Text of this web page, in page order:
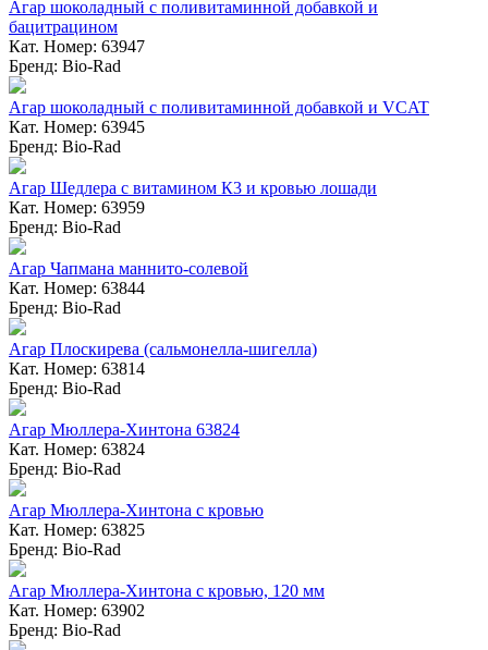
Агар шоколадный с поливитаминной добавкой и
бацитрацином
Кат. Номер: 63947
Бренд: Bio-Rad
Агар шоколадный с поливитаминной добавкой и VCAT
Кат. Номер: 63945
Бренд: Bio-Rad
Агар Шедлера с витамином К3 и кровью лошади
Кат. Номер: 63959
Бренд: Bio-Rad
Агар Чапмана маннито-солевой
Кат. Номер: 63844
Бренд: Bio-Rad
Агар Плоскирева (сальмонелла-шигелла)
Кат. Номер: 63814
Бренд: Bio-Rad
Агар Мюллера-Хинтона 63824
Кат. Номер: 63824
Бренд: Bio-Rad
Агар Мюллера-Хинтона с кровью
Кат. Номер: 63825
Бренд: Bio-Rad
Агар Мюллера-Хинтона с кровью, 120 мм
Кат. Номер: 63902
Бренд: Bio-Rad